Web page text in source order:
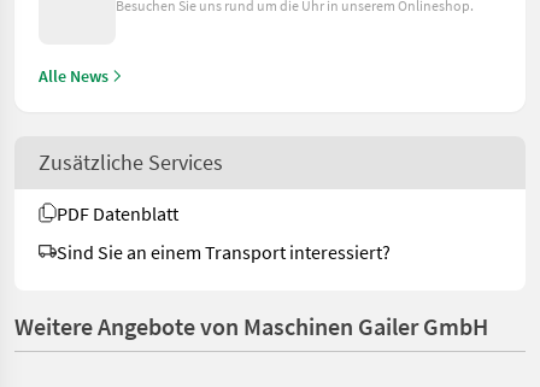
Besuchen Sie uns rund um die Uhr in unserem Onlineshop.
Alle News
Zusätzliche Services
PDF Datenblatt
Sind Sie an einem Transport interessiert?
Weitere Angebote von Maschinen Gailer GmbH